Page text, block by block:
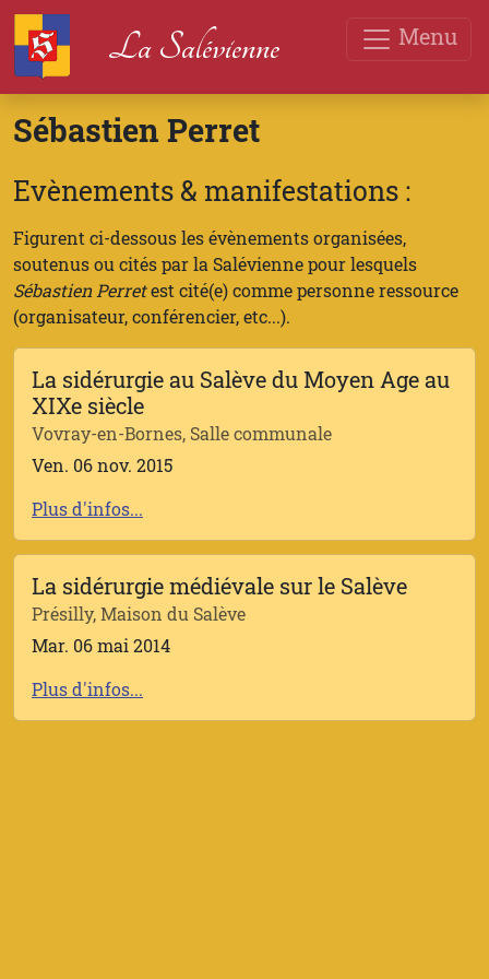
Menu
La Salévienne
Sébastien Perret
Evènements & manifestations :
Figurent ci-dessous les évènements organisées,
soutenus ou cités par la Salévienne pour lesquels
Sébastien Perretest cité(e) comme personne ressource
(organisateur, conférencier, etc...).
La sidérurgie au Salève du Moyen Age au
XIXe siècle
Vovray-en-Bornes, Salle communale
Ven. 06 nov. 2015
Plus d'infos...
La sidérurgie médiévale sur le Salève
Présilly, Maison du Salève
Mar. 06 mai 2014
Plus d'infos...